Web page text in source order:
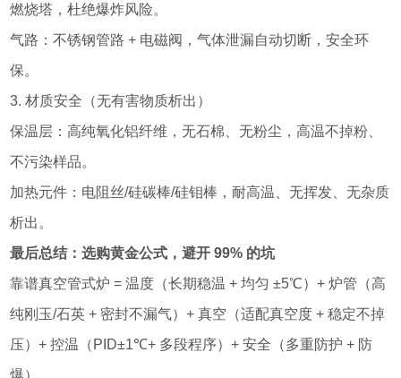
燃烧塔，杜绝爆炸风险。
气路：不锈钢管路 + 电磁阀，气体泄漏自动切断，安全环
保。
3. 材质安全（无有害物质析出）
保温层：高纯氧化铝纤维，无石棉、无粉尘，高温不掉粉、
不污染样品。
加热元件：电阻丝/硅碳棒/硅钼棒，耐高温、无挥发、无杂质
析出。
最后总结：选购黄金公式，避开 99% 的坑
靠谱真空管式炉 = 温度（长期稳温 + 均匀 ±5℃）+ 炉管（高
纯刚玉/石英 + 密封不漏气）+ 真空（适配真空度 + 稳定不掉
压）+ 控温（PID±1℃+ 多段程序）+ 安全（多重防护 + 防
爆）